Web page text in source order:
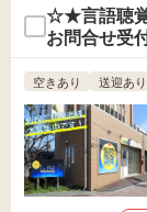
☆★言語聴
お問合せ
空きあり 送迎あり